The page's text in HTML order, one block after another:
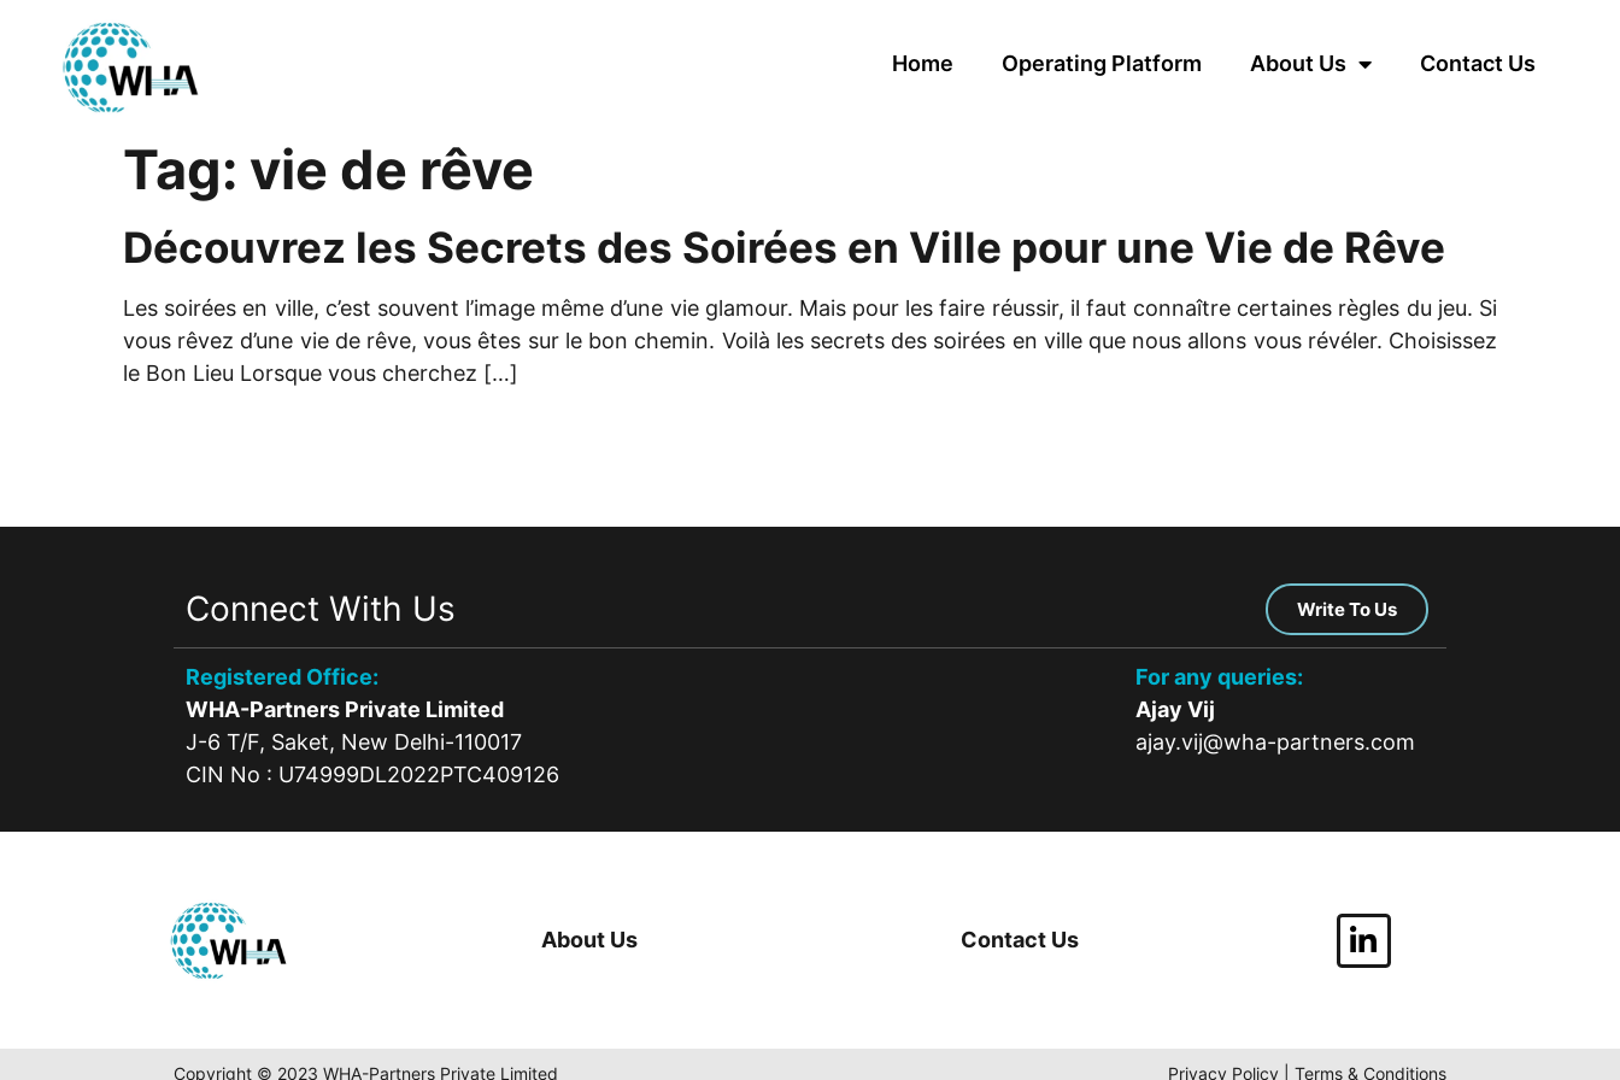
Home Operating Platform About Us Contact Us
Tag: vie de rêve
Découvrez les Secrets des Soirées en Ville pour une Vie de Rêve
Les soirées en ville, c’est souvent l’image même d’une vie glamour. Mais pour les faire réussir, il faut connaître certaines règles du jeu. Si
vous rêvez d’une vie de rêve, vous êtes sur le bon chemin. Voilà les secrets des soirées en ville que nous allons vous révéler. Choisissez
le Bon Lieu Lorsque vous cherchez […]
Connect With Us Write To Us
Registered Office:
WHA-Partners Private Limited
J-6 T/F, Saket, New Delhi-110017
CIN No : U74999DL2022PTC409126
For any queries:
Ajay Vij
ajay.vij@wha-partners.com
About Us Contact Us
Copyright © 2023 WHA-Partners Private Limited Privacy Policy | Terms & Conditions